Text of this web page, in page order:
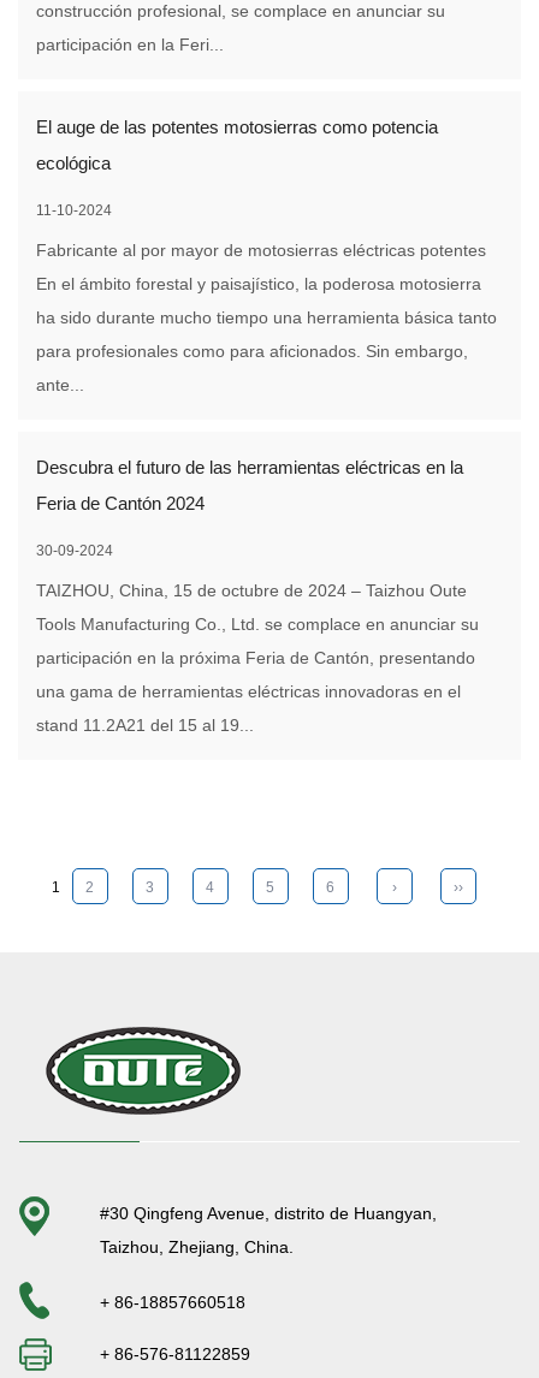
construcción profesional, se complace en anunciar su
participación en la Feri...
El auge de las potentes motosierras como potencia
ecológica
11-10-2024
Fabricante al por mayor de motosierras eléctricas potentes
En el ámbito forestal y paisajístico, la poderosa motosierra
ha sido durante mucho tiempo una herramienta básica tanto
para profesionales como para aficionados. Sin embargo,
ante...
Descubra el futuro de las herramientas eléctricas en la
Feria de Cantón 2024
30-09-2024
TAIZHOU, China, 15 de octubre de 2024 – Taizhou Oute
Tools Manufacturing Co., Ltd. se complace en anunciar su
participación en la próxima Feria de Cantón, presentando
una gama de herramientas eléctricas innovadoras en el
stand 11.2A21 del 15 al 19...
1 2 3 4 5 6 › ››
#30 Qingfeng Avenue, distrito de Huangyan,
Taizhou, Zhejiang, China.
+ 86-18857660518
+ 86-576-81122859